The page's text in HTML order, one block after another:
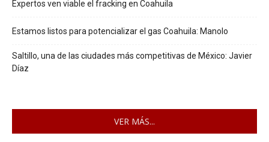
Expertos ven viable el fracking en Coahuila
Estamos listos para potencializar el gas Coahuila: Manolo
Saltillo, una de las ciudades más competitivas de México: Javier
Díaz
VER MÁS...